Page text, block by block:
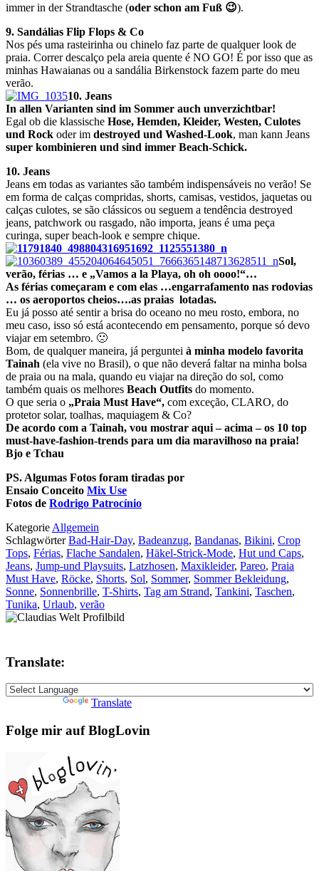
immer in der Strandtasche (oder schon am Fuß 😉).
9. Sandálias Flip Flops & Co
Nos pés uma rasteirinha ou chinelo faz parte de qualquer look de
praia. Correr descalço pela areia quente é NO GO! É por isso que as
minhas Hawaianas ou a sandália Birkenstock fazem parte do meu
verão.
10. Jeans
In allen Varianten sind im Sommer auch unverzichtbar!
Egal ob die klassische Hose, Hemden, Kleider, Westen, Culotes
und Rock oder im destroyed und Washed-Look, man kann Jeans
super kombinieren und sind immer Beach-Schick.
10. Jeans
Jeans em todas as variantes são também indispensáveis no verão! Se
em forma de calças compridas, shorts, camisas, vestidos, jaquetas ou
calças culotes, se são clássicos ou seguem a tendência destroyed
jeans patchwork ou rasgado, não importa, jeans é uma peça
curinga, super beach-look e sempre chique.
Sol,
verão, férias … e „Vamos a la Playa, oh oh oooo!“…
As férias começaram e com elas …engarrafamento nas rodovias
… os aeroportos cheios….as praias lotadas.
Eu já posso até sentir a brisa do oceano no meu rosto, embora, no
meu caso, isso só está acontecendo em pensamento, porque só devo
viajar em setembro. 🙁
Bom, de qualquer maneira, já perguntei à minha modelo favorita
Tainah (ela vive no Brasil), o que não deverá faltar na minha bolsa
de praia ou na mala, quando eu viajar na direção do sol, como
também quais os melhores Beach Outfits do momento.
O que seria o „Praia Must Have“, com exceção, CLARO, do
protetor solar, toalhas, maquiagem & Co?
De acordo com a Tainah, vou mostrar aqui – acima – os 10 top
must-have-fashion-trends para um dia maravilhoso na praia!
Bjo e Tchau
PS. Algumas Fotos foram tiradas por
Ensaio Conceito Mix Use
Fotos de Rodrigo Patrocínio
Kategorie Allgemein
SchlagwörterBad-Hair-Day, Badeanzug, Bandanas, Bikini, Crop
Tops, Férias, Flache Sandalen, Häkel-Strick-Mode, Hut und Caps,
Jeans, Jump-und Playsuits, Latzhosen, Maxikleider, Pareo, Praia
Must Have, Röcke, Shorts, Sol, Sommer, Sommer Bekleidung,
Sonne, Sonnenbrille, T-Shirts, Tag am Strand, Tankini, Taschen,
Tunika, Urlaub, verão
Translate:
Translate
Folge mir auf BlogLovin